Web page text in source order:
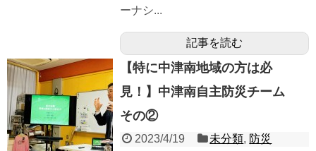
ーナシ...
記事を読む
【特に中津南地域の方は必
見！】中津南自主防災チーム
その②
2023/4/19 未分類, 防災